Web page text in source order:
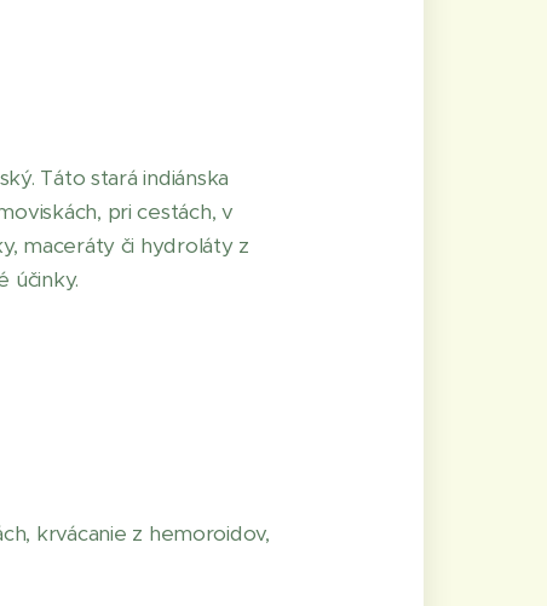
Táto stará indiánska
pri cestách, v
maceráty či hydroláty z
účinky.
krvácanie z hemoroidov,